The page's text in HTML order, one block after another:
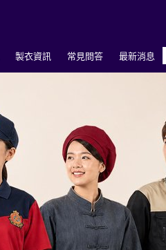
製衣資訊 常見問答 最新消息